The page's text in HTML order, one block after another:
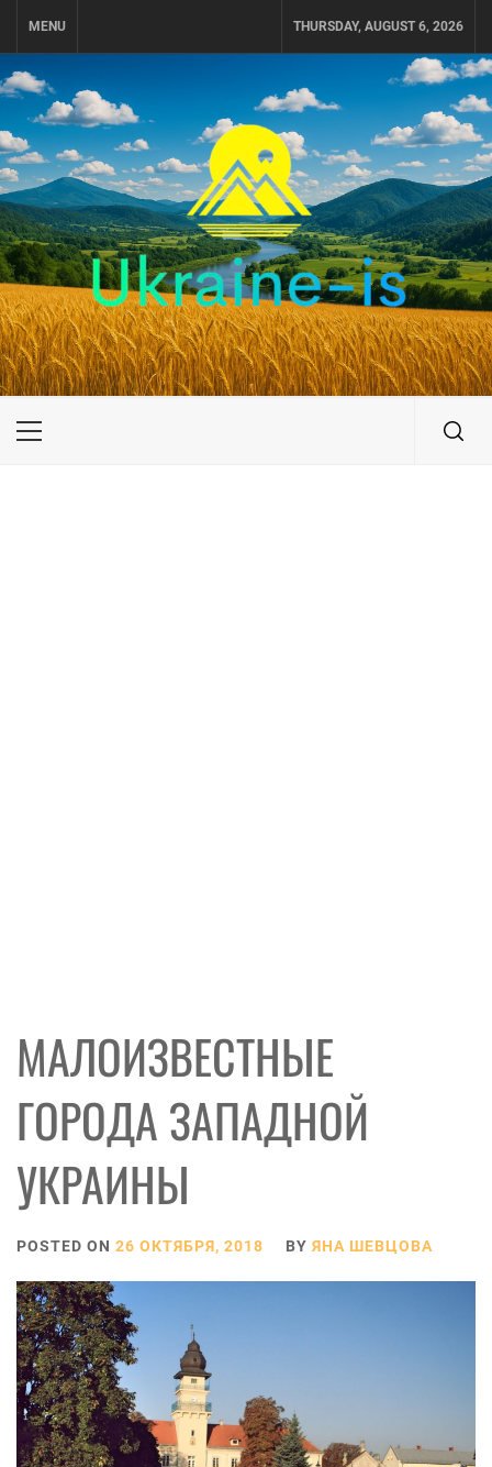
MENU THURSDAY, AUGUST 6, 2026
UKRAINE-IS
ПУТЕШЕСТВИЕ ПО УКРАИНЕ
Primary
МАЛОИЗВЕСТНЫЕ
ГОРОДА ЗАПАДНОЙ
УКРАИНЫ
POSTED ON 26 ОКТЯБРЯ, 2018 BY ЯНА ШЕВЦОВА